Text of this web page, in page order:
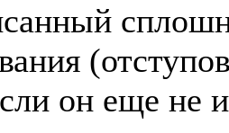
он еще не